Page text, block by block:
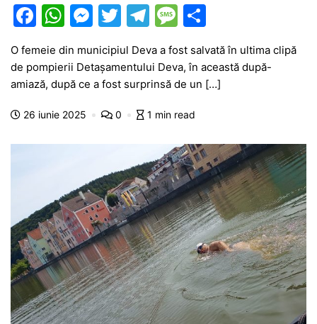
F
a
c
e
b
o
W
h
at
s
A
p
M
e
s
s
e
g
er
T
itt
er
T
e
gr
a
M
s
s
a
g
e
ta
je
ă
O femeie din municipiul Deva a fost salvată în ultima clipă
de pompierii Detașamentului Deva, în această după-
amiază, după ce a fost surprinsă de un […]
26 iunie 2025 0 1 min read